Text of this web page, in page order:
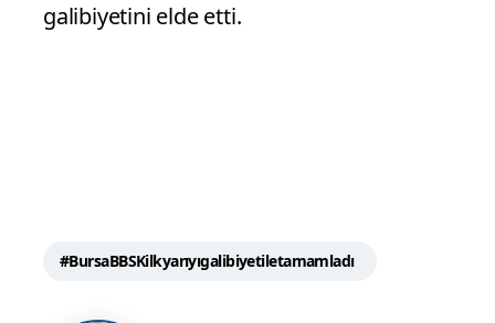
galibiyetini elde etti.
#BursaBBSKilkyarıyıgalibiyetiletamamladı